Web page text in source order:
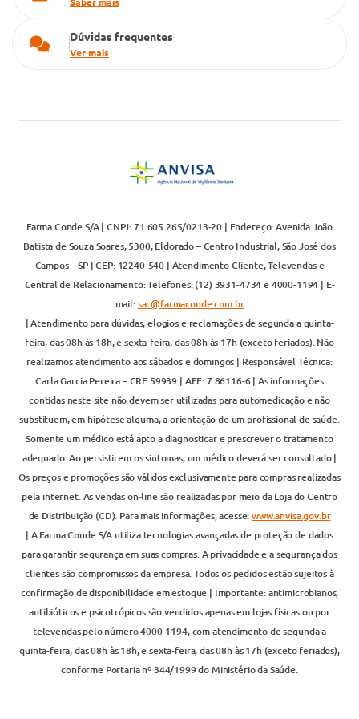
Dúvidas frequentes
Ver mais
Farma Conde S/A | CNPJ: 71.605.265/0213-20 | Endereço: Avenida João
Batista de Souza Soares, 5300, Eldorado – Centro Industrial, São José dos
Campos – SP | CEP: 12240-540 | Atendimento Cliente, Televendas e
Central de Relacionamento: Telefones: (12) 3931-4734 e 4000-1194 | E-
mail:sac@farmaconde.com.br
| Atendimento para dúvidas, elogios e reclamações de segunda a quinta-
feira, das 08h às 18h, e sexta-feira, das 08h às 17h (exceto feriados). Não
realizamos atendimento aos sábados e domingos | Responsável Técnica:
Carla Garcia Pereira – CRF 59939 | AFE: 7.86116-6 | As informações
contidas neste site não devem ser utilizadas para automedicação e não
substituem, em hipótese alguma, a orientação de um profissional de saúde.
Somente um médico está apto a diagnosticar e prescrever o tratamento
adequado. Ao persistirem os sintomas, um médico deverá ser consultado |
Os preços e promoções são válidos exclusivamente para compras realizadas
pela internet. As vendas on-line são realizadas por meio da Loja do Centro
de Distribuição (CD). Para mais informações, acesse:www.anvisa.gov.br
| A Farma Conde S/A utiliza tecnologias avançadas de proteção de dados
para garantir segurança em suas compras. A privacidade e a segurança dos
clientes são compromissos da empresa. Todos os pedidos estão sujeitos à
confirmação de disponibilidade em estoque | Importante: antimicrobianos,
antibióticos e psicotrópicos são vendidos apenas em lojas físicas ou por
televendas pelo número 4000-1194, com atendimento de segunda a
quinta-feira, das 08h às 18h, e sexta-feira, das 08h às 17h (exceto feriados),
conforme Portaria nº 344/1999 do Ministério da Saúde.